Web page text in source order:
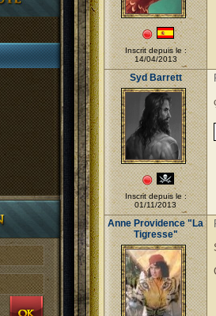
Inscrit depuis le :
14/04/2013
Syd Barrett
Inscrit depuis le :
01/11/2013
Anne Providence "La
Tigresse"